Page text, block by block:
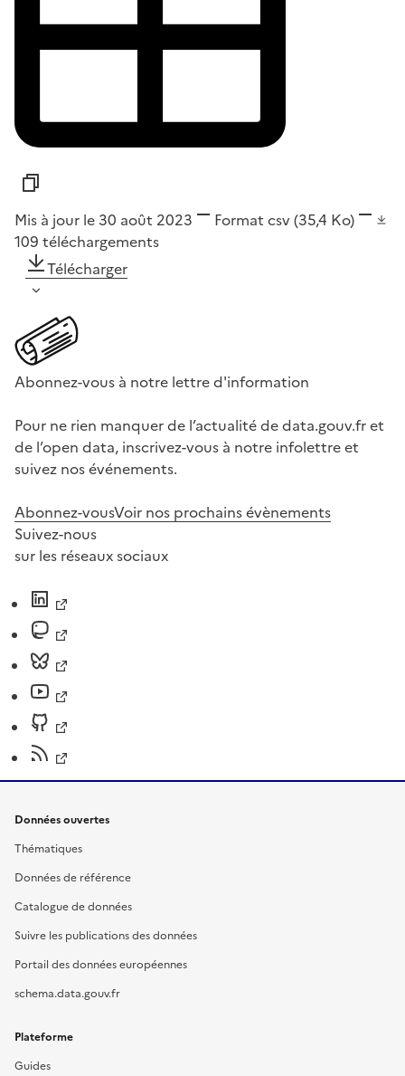
Mis à jour le 30 août 2023 Format csv(35,4 Ko)
109 téléchargements
Télécharger
Abonnez-vous à notre lettre d'information
Pour ne rien manquer de l’actualité de data.gouv.fr et
de l’open data, inscrivez-vous à notre infolettre et
suivez nos événements.
Abonnez-vousVoir nos prochains évènements
Suivez-nous
sur les réseaux sociaux
Données ouvertes
Thématiques
Données de référence
Catalogue de données
Suivre les publications des données
Portail des données européennes
schema.data.gouv.fr
Plateforme
Guides